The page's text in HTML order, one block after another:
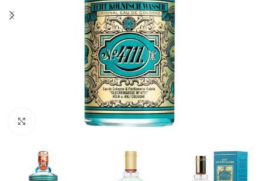
CLICK TO ENLARGE